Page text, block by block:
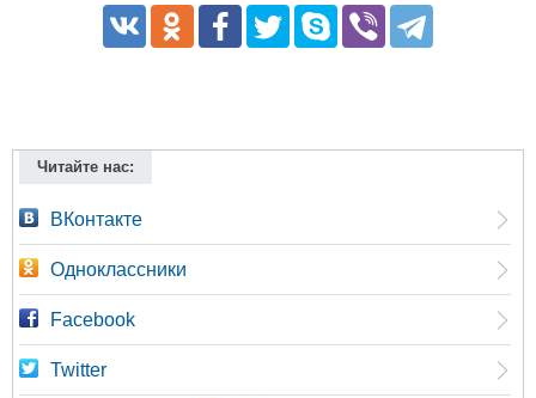
Читайте нас:
ВКонтакте
Одноклассники
Facebook
Twitter